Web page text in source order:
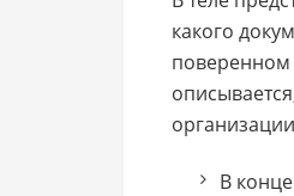
какого
поверенном
В